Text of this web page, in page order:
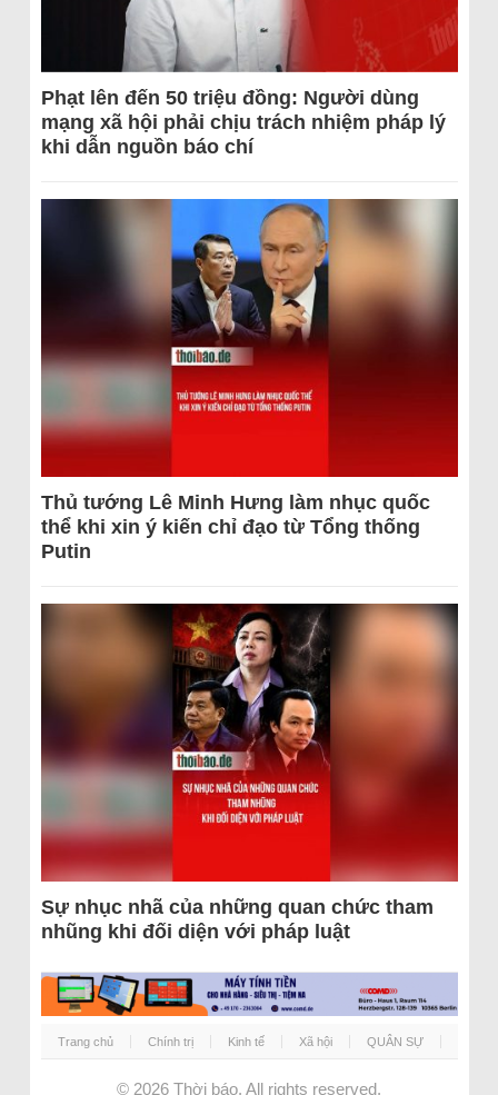
Phạt lên đến 50 triệu đồng: Người dùng
mạng xã hội phải chịu trách nhiệm pháp lý
khi dẫn nguồn báo chí
Thủ tướng Lê Minh Hưng làm nhục quốc
thể khi xin ý kiến chỉ đạo từ Tổng thống
Putin
Sự nhục nhã của những quan chức tham
nhũng khi đối diện với pháp luật
Trang chủ Chính trị Kinh tế Xã hội QUÂN SỰ
© 2026 Thời báo. All rights reserved.